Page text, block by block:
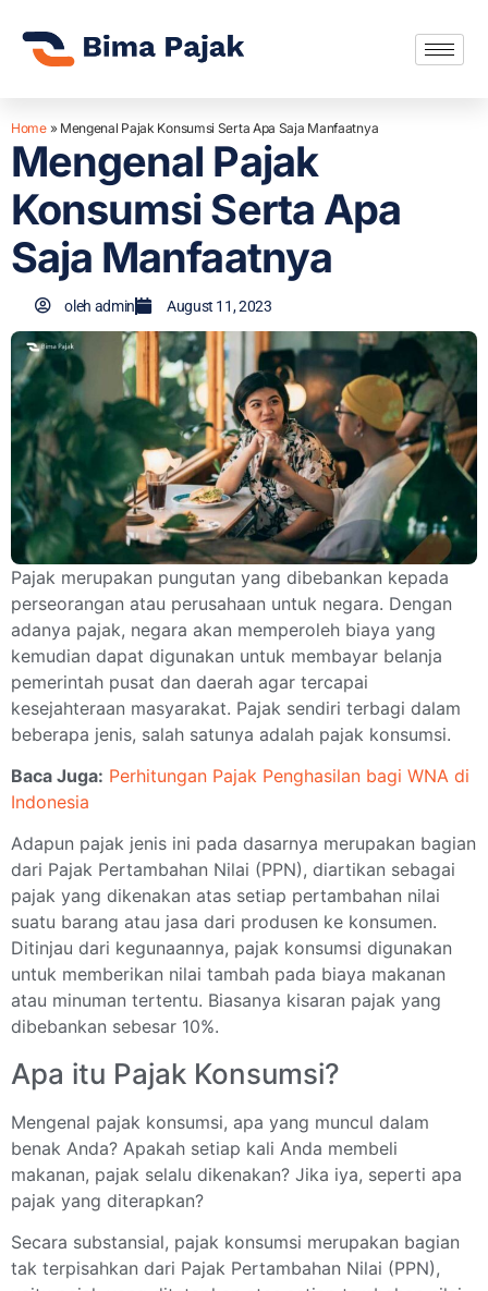
Home» Mengenal Pajak Konsumsi Serta Apa Saja Manfaatnya
Mengenal Pajak
Konsumsi Serta Apa
Saja Manfaatnya
oleh admin August 11, 2023
Pajak merupakan pungutan yang dibebankan kepada
perseorangan atau perusahaan untuk negara. Dengan
adanya pajak, negara akan memperoleh biaya yang
kemudian dapat digunakan untuk membayar belanja
pemerintah pusat dan daerah agar tercapai
kesejahteraan masyarakat. Pajak sendiri terbagi dalam
beberapa jenis, salah satunya adalah pajak konsumsi.
Baca Juga: Perhitungan Pajak Penghasilan bagi WNA di
Indonesia
Adapun pajak jenis ini pada dasarnya merupakan bagian
dari Pajak Pertambahan Nilai (PPN), diartikan sebagai
pajak yang dikenakan atas setiap pertambahan nilai
suatu barang atau jasa dari produsen ke konsumen.
Ditinjau dari kegunaannya, pajak konsumsi digunakan
untuk memberikan nilai tambah pada biaya makanan
atau minuman tertentu. Biasanya kisaran pajak yang
dibebankan sebesar 10%.
Apa itu Pajak Konsumsi?
Mengenal pajak konsumsi, apa yang muncul dalam
benak Anda? Apakah setiap kali Anda membeli
makanan, pajak selalu dikenakan? Jika iya, seperti apa
pajak yang diterapkan?
Secara substansial, pajak konsumsi merupakan bagian
tak terpisahkan dari Pajak Pertambahan Nilai (PPN),